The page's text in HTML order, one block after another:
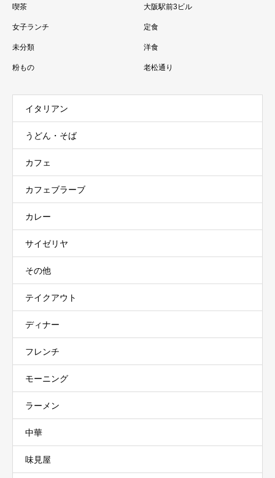
喫茶 大阪駅前3ビル
女子ランチ 定食
未分類 洋食
粉もの 老松通り
イタリアン
うどん・そば
カフェ
カフェブラーブ
カレー
サイゼリヤ
その他
テイクアウト
ディナー
フレンチ
モーニング
ラーメン
中華
味見屋